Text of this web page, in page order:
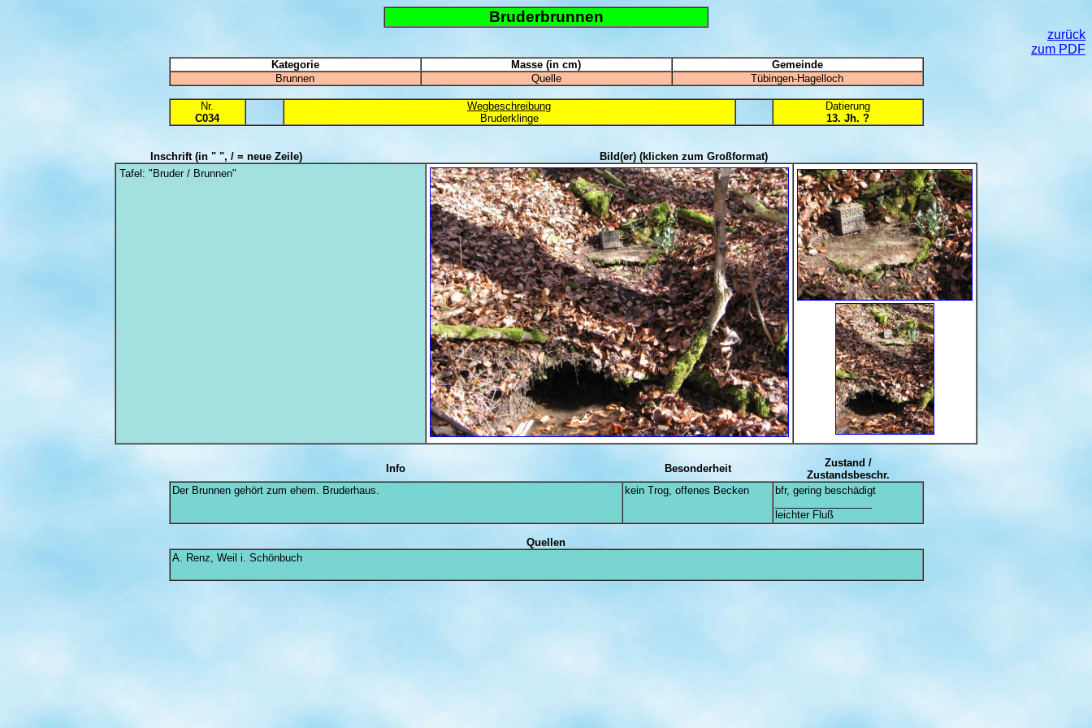
Bruderbrunnen
zurück
zum PDF
Kategorie Masse (in cm)
Gemeinde
Brunnen
Quelle Tübingen-Hagelloch
Nr.
C034
Wegbeschreibung
Bruderklinge
Datierung
13. Jh. ?
Inschrift(in " ", / = neue Zeile) Bild(er) (klicken zum Großformat)
Tafel: "Bruder / Brunnen"
Info Besonderheit
Zustand /
Zustandsbeschr.
Der Brunnen gehört zum ehem. Bruderhaus.
kein Trog, offenes Becken
bfr, gering beschädigt
leichter Fluß
Quellen
A. Renz, Weil i. Schönbuch